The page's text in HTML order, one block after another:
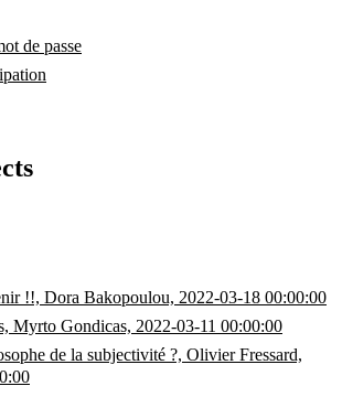
de passe
!!, Dora Bakopoulou, 2022-03-18 00:00:00
Myrto Gondicas, 2022-03-11 00:00:00
de la subjectivité ?, Olivier Fressard,